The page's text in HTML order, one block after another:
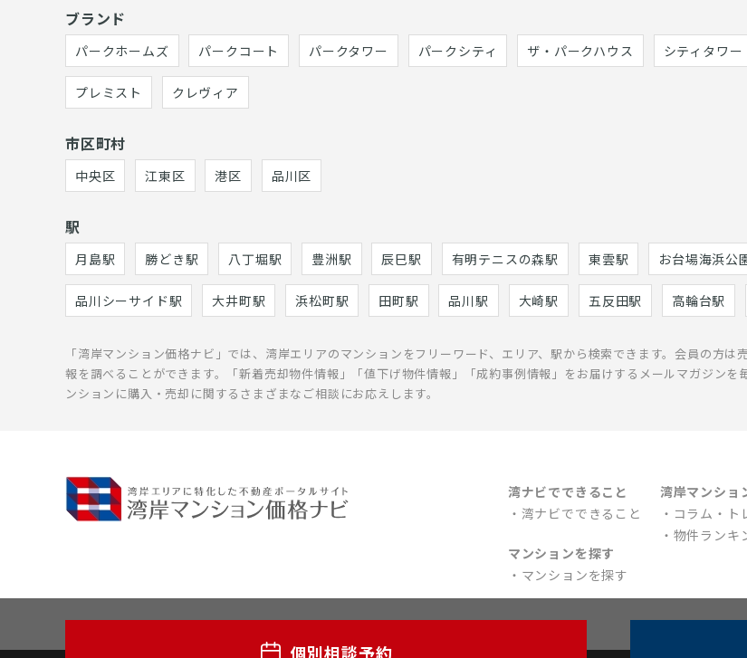
個別相談予約
ブランド
パークホームズ パークコート パークタワー パークシティ ザ・パークハウス シティタワー
プレミスト クレヴィア
市区町村
中央区 江東区 港区 品川区
駅
月島駅 勝どき駅 八丁堀駅 豊洲駅 辰巳駅 有明テニスの森駅 東雲駅 お台場海浜公
品川シーサイド駅 大井町駅 浜松町駅 田町駅 品川駅 大崎駅 五反田駅 高輪台駅
「湾岸マンション価格ナビ」では、湾岸エリアのマンションをフリーワード、エリア、駅から検索できます。会員の方
報を調べることができます。「新着売却物件情報」「値下げ物件情報」「成約事例情報」をお届けするメールマガジン
ンションに購入・売却に関するさまざまなご相談にお応えします。
湾ナビでできること
湾ナビでできること
マンションを探す
マンションを探す
湾岸マンショ
コラム・ト
物件ランキ